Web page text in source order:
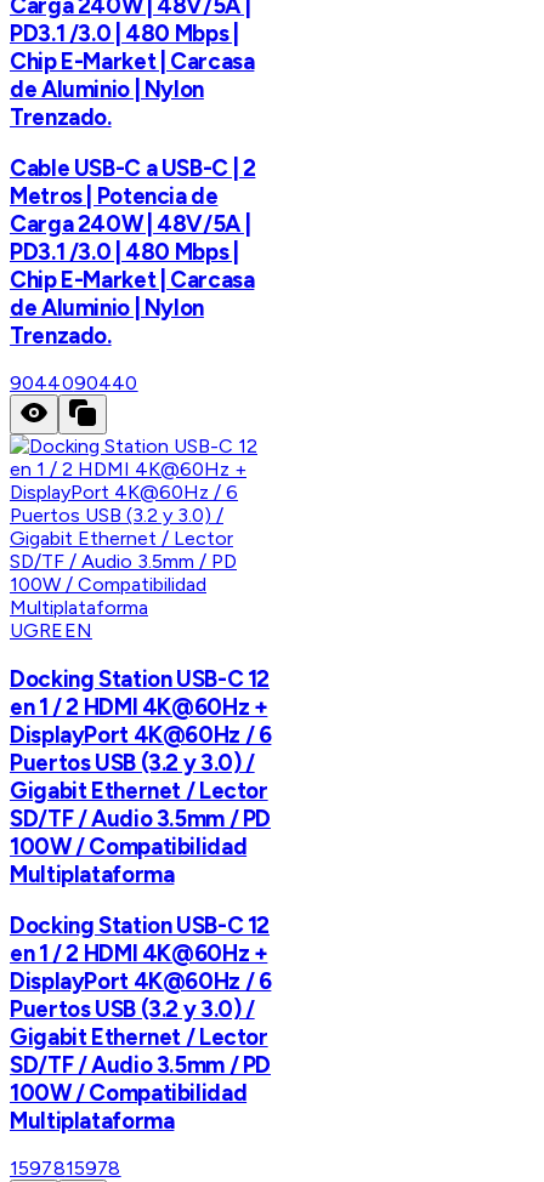
PD3.1 /3.0 | 480 Mbps |
Chip E-Market | Carcasa
de Aluminio | Nylon
Trenzado.
Cable USB-C a USB-C | 2
Metros | Potencia de
Carga 240W | 48V/5A |
PD3.1 /3.0 | 480 Mbps |
Chip E-Market | Carcasa
de Aluminio | Nylon
Trenzado.
9044090440
UGREEN
Docking Station USB-C 12
en 1 / 2 HDMI 4K@60Hz +
DisplayPort 4K@60Hz / 6
Puertos USB (3.2 y 3.0) /
Gigabit Ethernet / Lector
SD/TF / Audio 3.5mm / PD
100W / Compatibilidad
Multiplataforma
Docking Station USB-C 12
en 1 / 2 HDMI 4K@60Hz +
DisplayPort 4K@60Hz / 6
Puertos USB (3.2 y 3.0) /
Gigabit Ethernet / Lector
SD/TF / Audio 3.5mm / PD
100W / Compatibilidad
Multiplataforma
1597815978